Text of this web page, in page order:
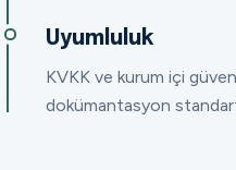
Uyumluluk
KVKK ve kurum içi
dokümantasyon